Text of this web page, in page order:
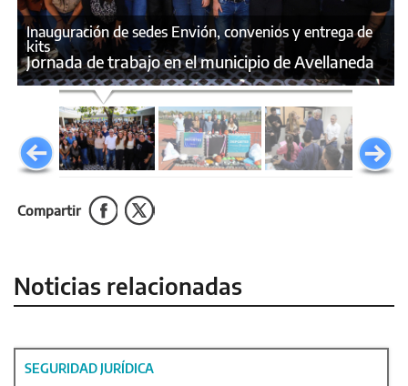
Inauguración de sedes Envión, convenios y entrega de
kits
Jornada de trabajo en el municipio de Avellaneda
Compartir
Noticias relacionadas
SEGURIDAD JURÍDICA